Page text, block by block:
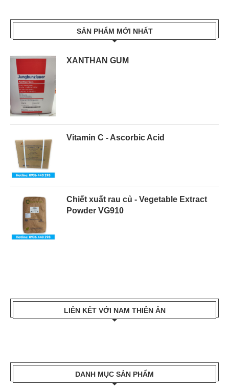
SẢN PHẨM MỚI NHẤT
XANTHAN GUM
Vitamin C - Ascorbic Acid
Chiết xuất rau củ - Vegetable Extract
Powder VG910
LIÊN KẾT VỚI NAM THIÊN ÂN
DANH MỤC SẢN PHẨM